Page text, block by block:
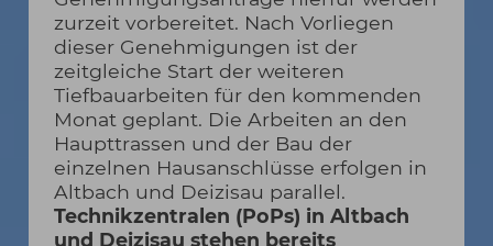
zurzeit vorbereitet. Nach Vorliegen
dieser Genehmigungen ist der
zeitgleiche Start der weiteren
Tiefbauarbeiten für den kommenden
Monat geplant. Die Arbeiten an den
Haupttrassen und der Bau der
einzelnen Hausanschlüsse erfolgen in
Altbach und Deizisau parallel.
Technikzentralen (PoPs) in Altbach
und Deizisau stehen bereits